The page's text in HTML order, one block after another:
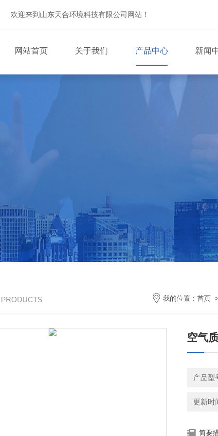
欢迎来到山东天合环境科技有限公司网站！
网站首页 关于我们 产品中心 新闻
我的位置： 首页
空气
产品型
更新时
简要